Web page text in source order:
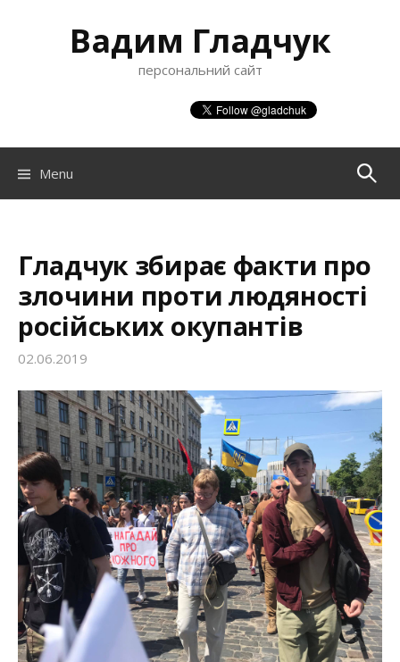
c
Вадим Гладчук
персональний сайт
Menu П
ш
:
Гладчук збирає факти про
злочини проти людяності
російських окупантів
02.06.2019